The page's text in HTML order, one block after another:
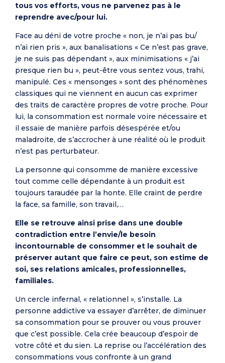
tous vos efforts, vous ne parvenez pas à le
reprendre avec/pour lui.
Face au déni de votre proche « non, je n’ai pas bu/
n’ai rien pris », aux banalisations « Ce n’est pas grave,
je ne suis pas dépendant », aux minimisations « j’ai
presque rien bu », peut-être vous sentez vous, trahi,
manipulé. Ces « mensonges » sont des phénomènes
classiques qui ne viennent en aucun cas exprimer
des traits de caractère propres de votre proche. Pour
lui, la consommation est normale voire nécessaire et
il essaie de manière parfois désespérée et/ou
maladroite, de s’accrocher à une réalité où le produit
n’est pas perturbateur.
La personne qui consomme de manière excessive
tout comme celle dépendante à un produit est
toujours taraudée par la honte. Elle craint de perdre
la face, sa famille, son travail,…
Elle se retrouve ainsi prise dans une double
contradiction entre l’envie/le besoin
incontournable de consommer et le souhait de
préserver autant que faire ce peut, son estime de
soi, ses relations amicales, professionnelles,
familiales.
Un cercle infernal, « relationnel », s’installe. La
personne addictive va essayer d’arrêter, de diminuer
sa consommation pour se prouver ou vous prouver
que c’est possible. Cela crée beaucoup d’espoir de
votre côté et du sien. La reprise ou l’accélération des
consommations vous confronte à un grand